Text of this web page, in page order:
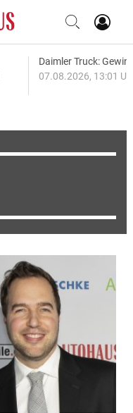
Daimler Truck:
07.08.2026, 13:01